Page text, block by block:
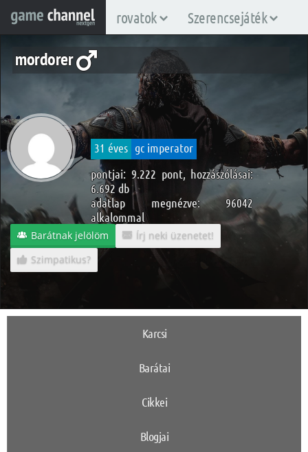
rovatok Szerencsejáték
mordorer
31 éves gc imperator
pontjai: 9.222 pont, hozzászólásai:
6.692 db
adatlap megnézve: 96042
alkalommal
Barátnak jelölöm
Írj neki üzenetet!
Szimpatikus?
Karcsi
Barátai
Cikkei
Blogjai